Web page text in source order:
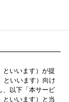
といいます）が提
といいます）向け
、以下「本サービ
といいます）と当